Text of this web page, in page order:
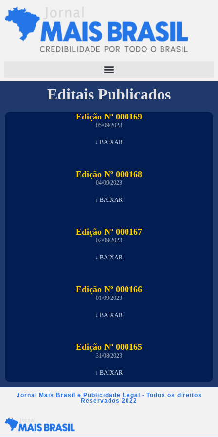
Editais Publicados
Edição Nº 000169
05/09/2023
↓ BAIXAR
Edição Nº 000168
04/09/2023
↓ BAIXAR
Edição Nº 000167
02/09/2023
↓ BAIXAR
Edição Nº 000166
01/09/2023
↓ BAIXAR
Edição Nº 000165
31/08/2023
↓ BAIXAR
Jornal Mais Brasil e Publicidade Legal - Todos os direitos
Reservados 2022